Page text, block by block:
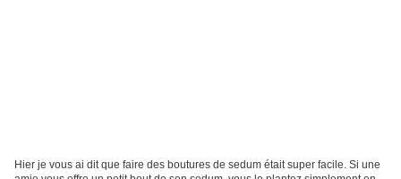
Hier je vous ai dit que faire des boutures de sedum était super facile. Si une